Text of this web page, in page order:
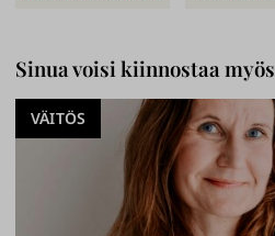
Sinua voisi kiinnostaa myös
VÄITÖS